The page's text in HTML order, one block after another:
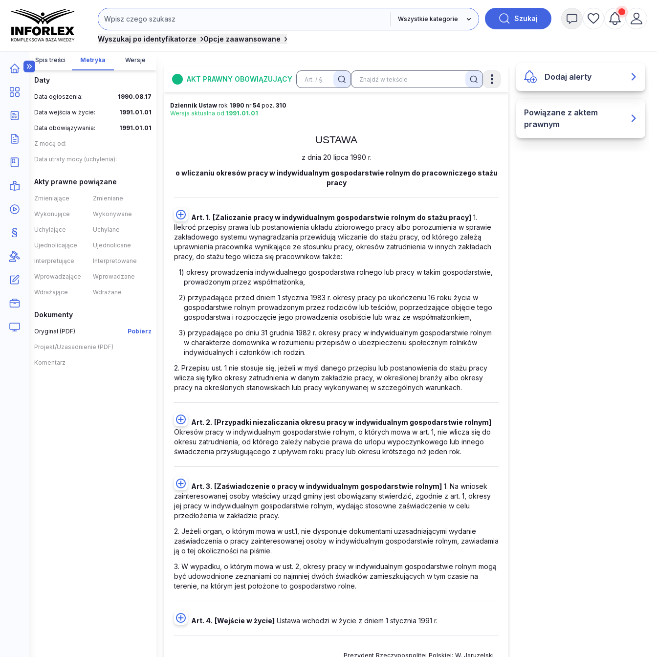
Szukaj
Wyszukaj po identyfikatorze Opcje zaawansowane
Spis treści Metryka Wersje
Daty
Data ogłoszenia: 1990.08.17
Data wejścia w życie: 1991.01.01
Data obowiązywania: 1991.01.01
Z mocą od:
Data utraty mocy (uchylenia):
Akty prawne powiązane
Zmieniające Zmieniane
Wykonujące Wykonywane
Uchylające Uchylane
Ujednolicające Ujednolicane
Interpretujące Interpretowane
Wprowadzające Wprowadzane
Wdrażające Wdrażane
Dokumenty
Oryginał (PDF) Pobierz
Projekt/Uzasadnienie (PDF)
Komentarz
AKT PRAWNY OBOWIĄZUJĄCY
Dziennik Ustaw rok 1990 nr54 poz. 310
Wersja aktualna od 1991.01.01
USTAWA
z dnia 20 lipca 1990 r.
o wliczaniu okresów pracy w indywidualnym gospodarstwie rolnym do pracowniczego stażu
pracy
Art. 1. [Zaliczanie pracy w indywidualnym gospodarstwie rolnym do stażu pracy] 1.
Ilekroć przepisy prawa lub postanowienia układu zbiorowego pracy albo porozumienia w sprawie
zakładowego systemu wynagradzania przewidują wliczanie do stażu pracy, od którego zależą
uprawnienia pracownika wynikające ze stosunku pracy, okresów zatrudnienia w innych zakładach
pracy, do stażu tego wlicza się pracownikowi także:
1) okresy prowadzenia indywidualnego gospodarstwa rolnego lub pracy w takim gospodarstwie,
prowadzonym przez współmałżonka,
2) przypadające przed dniem 1 stycznia 1983 r. okresy pracy po ukończeniu 16 roku życia w
gospodarstwie rolnym prowadzonym przez rodziców lub teściów, poprzedzające objęcie tego
gospodarstwa i rozpoczęcie jego prowadzenia osobiście lub wraz ze współmałżonkiem,
3) przypadające po dniu 31 grudnia 1982 r. okresy pracy w indywidualnym gospodarstwie rolnym
w charakterze domownika w rozumieniu przepisów o ubezpieczeniu społecznym rolników
indywidualnych i członków ich rodzin.
2. Przepisu ust. 1 nie stosuje się, jeżeli w myśl danego przepisu lub postanowienia do stażu pracy
wlicza się tylko okresy zatrudnienia w danym zakładzie pracy, w określonej branży albo okresy
pracy na określonych stanowiskach lub pracy wykonywanej w szczególnych warunkach.
Art. 2. [Przypadki niezaliczania okresu pracy w indywidualnym gospodarstwie rolnym]
Okresów pracy w indywidualnym gospodarstwie rolnym, o których mowa w art. 1, nie wlicza się do
okresu zatrudnienia, od którego zależy nabycie prawa do urlopu wypoczynkowego lub innego
świadczenia przysługującego z upływem roku pracy lub okresu krótszego niż jeden rok.
Art. 3. [Zaświadczenie o pracy w indywidualnym gospodarstwie rolnym] 1. Na wniosek
zainteresowanej osoby właściwy urząd gminy jest obowiązany stwierdzić, zgodnie z art. 1, okresy
jej pracy w indywidualnym gospodarstwie rolnym, wydając stosowne zaświadczenie w celu
przedłożenia w zakładzie pracy.
2. Jeżeli organ, o którym mowa w ust.1, nie dysponuje dokumentami uzasadniającymi wydanie
zaświadczenia o pracy zainteresowanej osoby w indywidualnym gospodarstwie rolnym, zawiadamia
ją o tej okoliczności na piśmie.
3. W wypadku, o którym mowa w ust. 2, okresy pracy w indywidualnym gospodarstwie rolnym mogą
być udowodnione zeznaniami co najmniej dwóch świadków zamieszkujących w tym czasie na
terenie, na którym jest położone to gospodarstwo rolne.
Art. 4. [Wejście w życie] Ustawa wchodzi w życie z dniem 1 stycznia 1991 r.
Prezydent Rzeczypospolitej Polskiej: W. Jaruzelski
Dodaj alerty
Powiązane z aktem
prawnym